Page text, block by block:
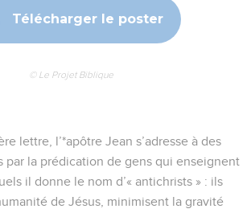
Télécharger le poster
© Le Projet Biblique
lettre, l’*apôtre Jean s’adresse à des
par la prédication de gens qui enseignent
il donne le nom d’« antichrists » : ils
de Jésus, minimisent la gravité